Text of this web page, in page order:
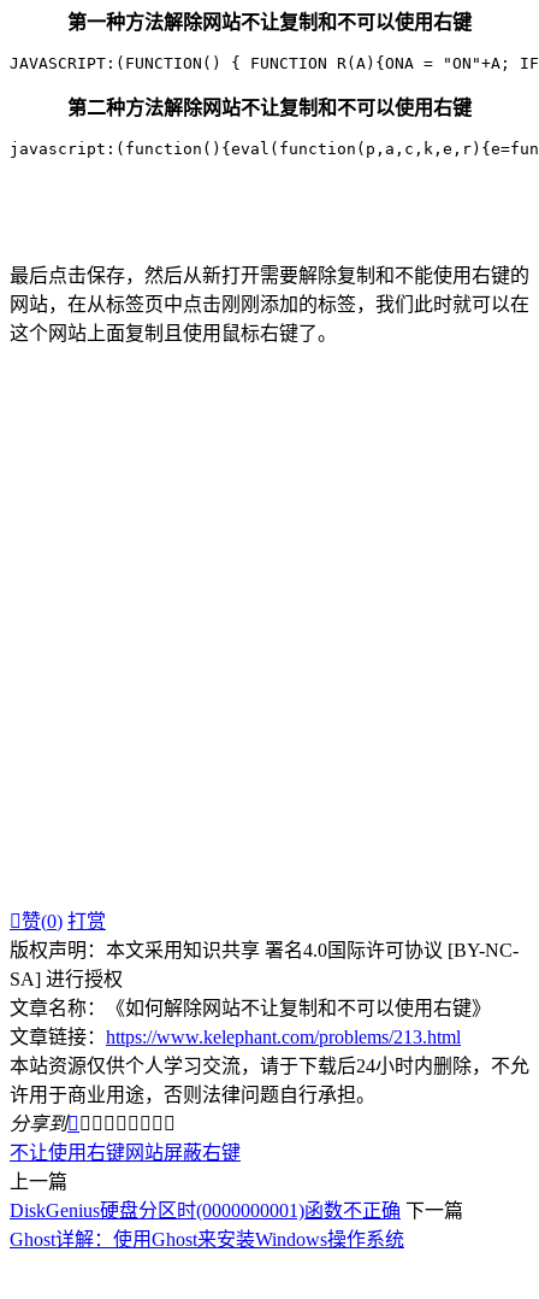
第一种方法解除网站不让复制和不可以使用右键
JAVASCRIPT:(FUNCTION() { FUNCTION R(A){ONA = "ON"+A;
第二种方法解除网站不让复制和不可以使用右键
最后点击保存，然后从新打开需要解除复制和不能使用右键的
网站，在从标签页中点击刚刚添加的标签，我们此时就可以在
这个网站上面复制且使用鼠标右键了。
赞(0) 打赏
版权声明：本文采用知识共享 署名4.0国际许可协议 [BY-NC-
SA] 进行授权
文章名称：《如何解除网站不让复制和不可以使用右键》
文章链接： https://www.kelephant.com/problems/213.html
本站资源仅供个人学习交流，请于下载后24小时内删除，不允
许用于商业用途，否则法律问题自行承担。
分享到        
不让使用右键网站屏蔽右键
上一篇
DiskGenius硬盘分区时(0000000001)函数不正确 下一篇
Ghost详解：使用Ghost来安装Windows操作系统